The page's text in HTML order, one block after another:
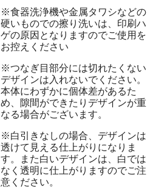
※食器洗浄機や金属タワシなどの
硬いものでの擦り洗いは、印刷ハ
ゲの原因となりますのでご使用を
お控えください
※つなぎ目部分には切れたくない
デザインは入れないでください。
本体にわずかに個体差があるた
め、隙間ができたりデザインが重
なる場合がございます。
※白引きなしの場合、デザインは
透けて見える仕上がりになりま
す。また白いデザインは、白では
なく透明に仕上がりますのでご注
意ください。